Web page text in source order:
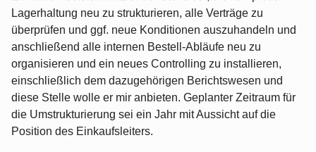
Lagerhaltung neu zu strukturieren, alle Verträge zu
überprüfen und ggf. neue Konditionen auszuhandeln und
anschließend alle internen Bestell-Abläufe neu zu
organisieren und ein neues Controlling zu installieren,
einschließlich dem dazugehörigen Berichtswesen und
diese Stelle wolle er mir anbieten. Geplanter Zeitraum für
die Umstrukturierung sei ein Jahr mit Aussicht auf die
Position des Einkaufsleiters.